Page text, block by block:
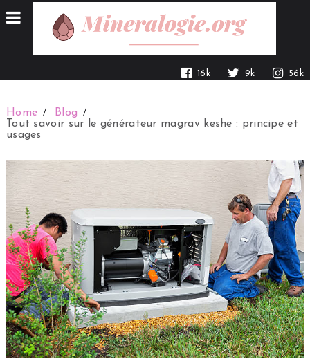
16k 9k 56k
Home
Blog
Tout savoir sur le générateur magrav keshe : principe et
usages